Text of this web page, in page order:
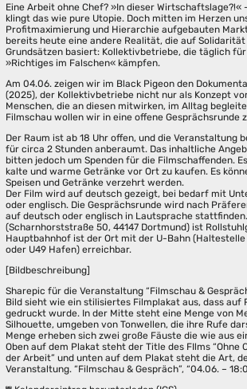
Eine Arbeit ohne Chef? »In dieser Wirtschaftslage?!«
klingt das wie pure Utopie. Doch mitten im Herzen
Profitmaximierung und Hierarchie aufgebauten
bereits heute eine andere Realität, die auf
Grundsätzen basiert: Kollektivbetriebe, die täglich
»Richtiges im Falschen« kämpfen.
Am 04.06. zeigen wir im Black Pigeon den
(2025), der Kollektivbetriebe nicht nur als Konzept
Menschen, die an diesen mitwirken, im Alltag
Filmschau wollen wir in eine offene Gesprächsrunde
Der Raum ist ab 18 Uhr offen, und die Veranstaltung
für circa 2 Stunden anberaumt. Das inhaltliche
bitten jedoch um Spenden für die Filmschaffenden.
kalte und warme Getränke vor Ort zu kaufen. Es
Speisen und Getränke verzehrt werden.
Der Film wird auf deutsch gezeigt, bei bedarf mit
oder englisch. Die Gesprächsrunde wird nach
auf deutsch oder englisch in Lautsprache
(Scharnhorststraße 50, 44147 Dortmund) ist
Hauptbahnhof ist der Ort mit der U-Bahn (Haltestelle
oder U49 Hafen) erreichbar.
[Bildbeschreibung]
Sharepic für die Veranstaltung “Filmschau &
Bild sieht wie ein stilisiertes Filmplakat aus, dass auf
gedruckt wurde. In der Mitte steht eine Menge von
Silhouette, umgeben von Tonwellen, die ihre Rufe
Menge erheben sich zwei große Fäuste die wie aus
Oben auf dem Plakat steht der Title des FIlms “Ohne
der Arbeit” und unten auf dem Plakat steht die Art,
Veranstaltung. “Filmschau & Gespräch”, “04.06. –